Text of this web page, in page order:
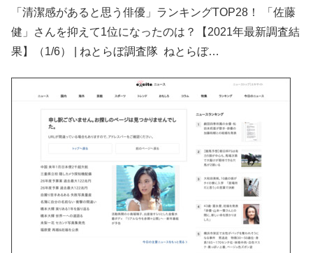
「清潔感があると思う俳優」ランキングTOP28！ 「佐藤
健」さんを抑えて1位になったのは？【2021年最新調査結
果】（1/6） | ねとらぼ調査隊 ねとらぼ…